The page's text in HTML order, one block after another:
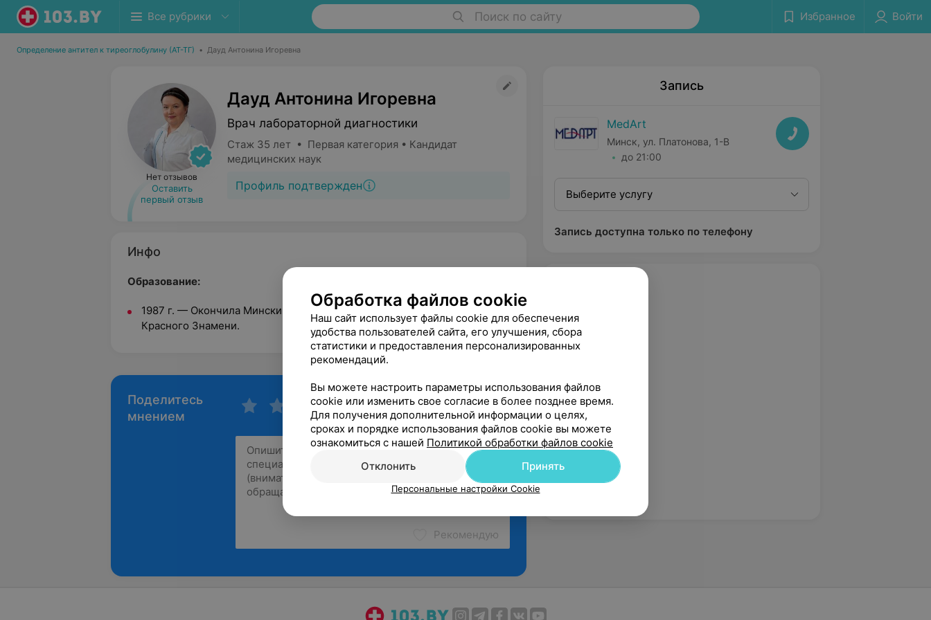
Все рубрики Поиск по сайту Избранное Войти
Определение антител к тиреоглобулину (АТ-ТГ) • Дауд Антонина Игоревна
Нет отзывов
Оставить
первый отзыв
Дауд Антонина Игоревна
Врач лабораторной диагностики
Стаж 35 лет • Первая категория • Кандидат
медицинских наук
Профиль подтвержден
Инфо
Образование:
1987 г. — Окончила Минский медицинский институт ордена Трудового
Красного Знамени.
Поделитесь
мнением
Рекомендую
Запись
MedArt
Минск, ул. Платонова, 1-В
до 21:00
Выберите услугу
Запись доступна только по телефону
Обработка файлов cookie
Наш сайт использует файлы cookie для обеспечения
удобства пользователей сайта, его улучшения, сбора
статистики и предоставления персонализированных
рекомендаций.
Вы можете настроить параметры использования файлов
cookie или изменить свое согласие в более позднее время.
Для получения дополнительной информации о целях,
сроках и порядке использования файлов cookie вы можете
ознакомиться с нашей Политикой обработки файлов cookie
Отклонить
Принять
Персональные настройки Cookie